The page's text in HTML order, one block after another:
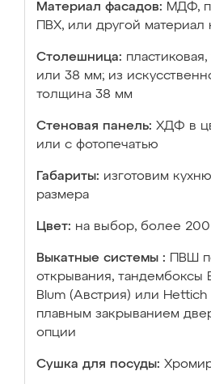
Материал фасадов: МДФ,
ПВХ, или другой
Столешница:
или 38 мм; из
толщина 38 мм
Стеновая панель: ХДФ в
или с фотопечатью
Габариты: изготовим
размера
Цвет: на выбор, более 200
Выкатные системы :
ПВШ
открывания, тандембоксы
Blum (Австрия) или Hettich
плавным закрыванием
опции
Сушка для посуды: